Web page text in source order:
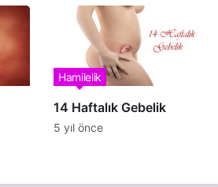
14 Haftalık Gebelik
Hamilelik
5 yıl önce